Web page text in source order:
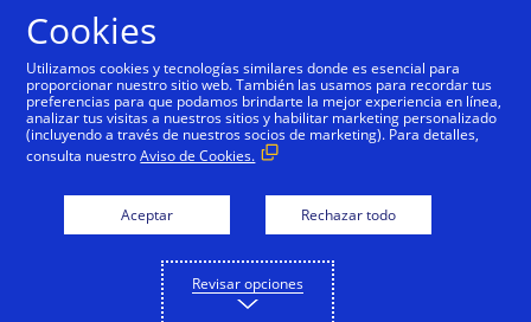
VisaNet Visa Cloud Connect VisaNet + AI
Visa Cloud Connect
Visa Cloud Connect te conecta a VisaNet
con tu infraestructura basada en la nube.
Accede a las potentes y seguras
Cookies
Utilizamos cookies y tecnologías similares donde es esencial para
proporcionar nuestro sitio web. También las usamos para recordar tus
preferencias para que podamos brindarte la mejor experiencia en línea,
analizar tus visitas a nuestros sitios y habilitar marketing personalizado
(incluyendo a través de nuestros socios de marketing). Para detalles,
consulta nuestroAviso de Cookies.
Aceptar Rechazar todo
Revisar opciones